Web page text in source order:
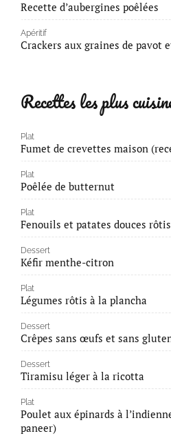
Recette d’aubergines poêlées
Apéritif
Crackers aux graines de pavot
Recettes les plus
Plat
Fumet de crevettes maison
Plat
Poêlée de butternut
Plat
Fenouils et patates douces rôtis
Dessert
Kéfir menthe-citron
Plat
Légumes rôtis à la plancha
Dessert
Crêpes sans œufs et sans
Dessert
Tiramisu léger à la ricotta
Plat
Poulet aux épinards à
paneer)